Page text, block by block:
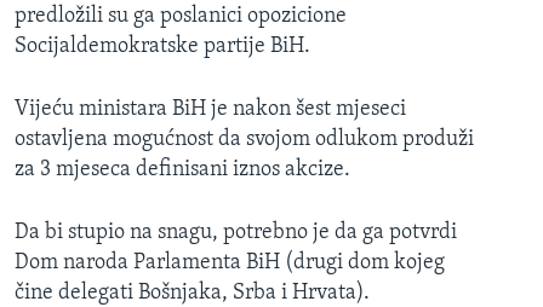
predložili su ga poslanici opozicione
Socijaldemokratske partije BiH.
Vijeću ministara BiH je nakon šest mjeseci
ostavljena mogućnost da svojom odlukom produži
za 3 mjeseca definisani iznos akcize.
Da bi stupio na snagu, potrebno je da ga potvrdi
Dom naroda Parlamenta BiH (drugi dom kojeg
čine delegati Bošnjaka, Srba i Hrvata).